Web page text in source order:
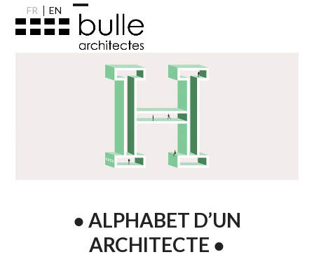
content
FR EN
Open
mobile
menu
Close
mobile
menu
● ALPHABET D’UN
ARCHITECTE ●